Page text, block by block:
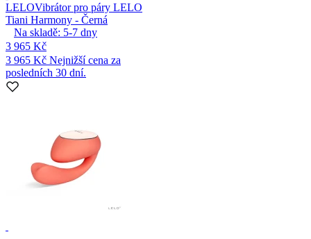
LELOVibrátor pro páry LELO
Tiani Harmony - Černá
Na skladě: 5-7 dny
3 965 Kč
3 965 Kč Nejnižší cena za
posledních 30 dní.